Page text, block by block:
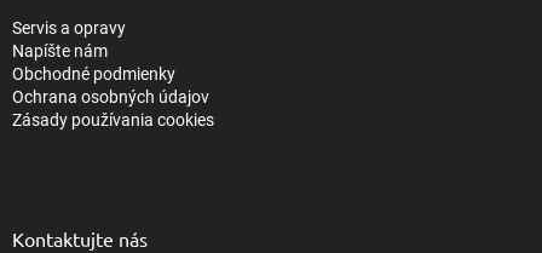
Servis a opravy
Napíšte nám
Obchodné podmienky
Ochrana osobných údajov
Zásady používania cookies
Kontaktujte nás